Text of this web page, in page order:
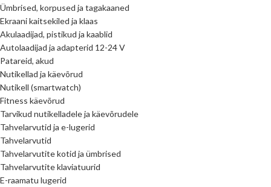
Ümbrised, korpused ja tagakaaned
Ekraani kaitsekiled ja klaas
Akulaadijad, pistikud ja kaablid
Autolaadijad ja adapterid 12-24 V
Patareid, akud
Nutikellad ja käevõrud
Nutikell (smartwatch)
Fitness käevõrud
Tarvikud nutikelladele ja käevõrudele
Tahvelarvutid ja e-lugerid
Tahvelarvutid
Tahvelarvutite kotid ja ümbrised
Tahvelarvutite klaviatuurid
E-raamatu lugerid